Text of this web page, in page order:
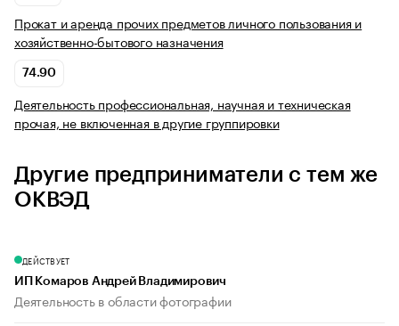
Прокат и аренда прочих предметов личного пользования и
хозяйственно-бытового назначения
74.90
Деятельность профессиональная, научная и техническая
прочая, не включенная в другие группировки
Другие предприниматели с тем же
ОКВЭД
ДЕЙСТВУЕТ
ИП Комаров Андрей Владимирович
Деятельность в области фотографии